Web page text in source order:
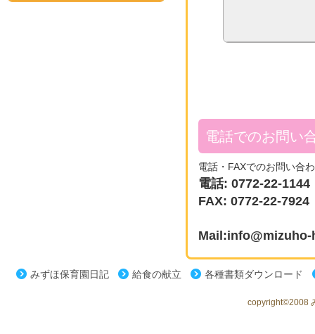
電話でのお問い
電話・FAXでのお問い合
電話: 0772-22-1144
FAX: 0772-22-7924
Mail:info@mizuho-
みずほ保育園日記 給食の献立 各種書類ダウンロード
copyright©2008